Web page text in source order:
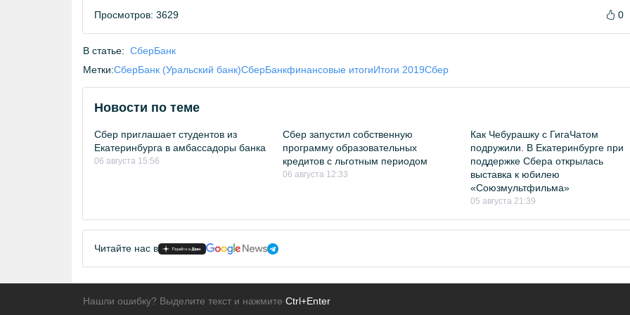
Просмотров: 3629 0
В статье: СберБанк
Метки:СберБанк (Уральский банк)СберБанкфинансовые итогиИтоги 2019Сбер
Новости по теме
Сбер приглашает студентов из
Екатеринбурга в амбассадоры банка
06 августа 15:56
Сбер запустил собственную
программу образовательных
кредитов с льготным периодом
06 августа 12:33
Как Чебурашку с ГигаЧатом
подружили. В Екатеринбурге при
поддержке Сбера открылась
выставка к юбилею
«Союзмультфильма»
05 августа 21:39
Читайте нас в
Нашли ошибку? Выделите текст и нажмите Ctrl+Enter